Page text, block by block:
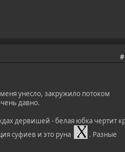
унесло, закружило потоком
давно.
дервишей - белая юбка чертит
суфиев и это руна
. Разные